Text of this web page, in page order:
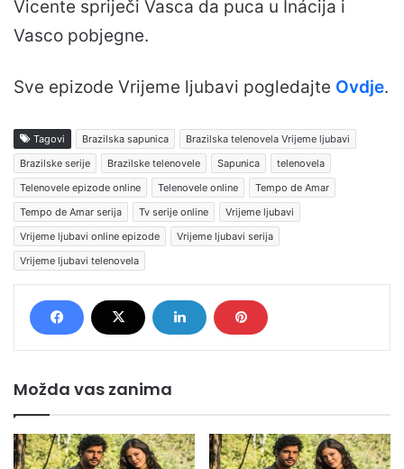
Vicente spriječi Vasca da puca u Inácija i
Vasco pobjegne.
Sve epizode Vrijeme ljubavi pogledajte Ovdje.
Tagovi Brazilska sapunica
Brazilska telenovela Vrijeme ljubavi
Brazilske serije
Brazilske telenovele Sapunica
telenovela
Telenovele epizode online
Telenovele online
Tempo de Amar
Tempo de Amar serija
Tv serije online
Vrijeme ljubavi
Vrijeme ljubavi online epizode
Vrijeme ljubavi serija
Vrijeme ljubavi telenovela
Možda vas zanima